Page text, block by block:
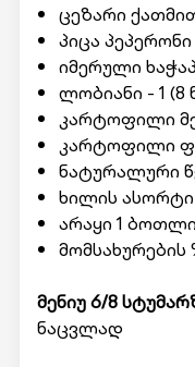
ცეზარი
პიცა პეპერონი
იმერული
ლობიანი - 1 (8
კარტოფილი
კარტოფილი
ნატურალური
ხილის ასორტი
არაყი 1
მომსახურების
მენიუ 6/8
ნაცვლად